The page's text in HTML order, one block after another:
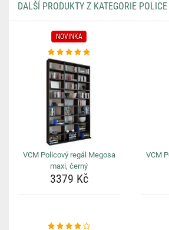
DALŠÍ PRODUKTY Z KATEGORIE POLICE
NOVINKA
VCM Policový regál Megosa
maxi, černý
3379 Kč
VCM